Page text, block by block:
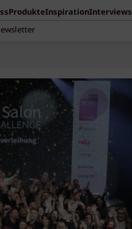
ProdukteInspirationInterviews